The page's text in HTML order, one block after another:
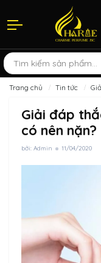
Trang chủ Tin tức
Giải đáp
có nên nặn?
bởi: Admin 11/04/2020